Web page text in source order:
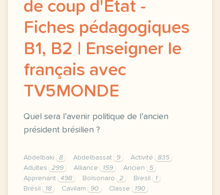
de coup d'État -
Fiches pédagogiques
B1, B2 | Enseigner le
français avec
TV5MONDE
Quel sera l’avenir politique de l’ancien
président brésilien ?
Abdelbaki 8 Abdelbassat 9 Activité
835
Adultes
299 Alliance 159 Ancien
5
Apprenant
498 Bolsonaro 2 Bresil
1
Brésil
18 Cavilam 90 Classe
190